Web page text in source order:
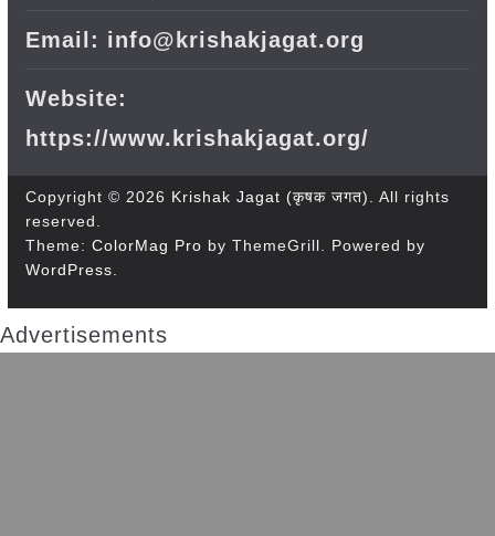
Email: info@krishakjagat.org
Website:
https://www.krishakjagat.org/
Copyright © 2026 Krishak Jagat (कृषक जगत)
. All rights
reserved.
Theme: ColorMag Pro by ThemeGrill. Powered by
WordPress
Advertisements